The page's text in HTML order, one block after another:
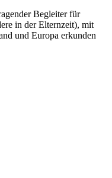
Begleiter für
in der Elternzeit), mit
und Europa erkunden